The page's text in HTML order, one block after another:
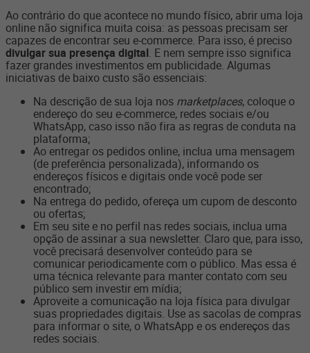
Ao contrário do que acontece no mundo físico, abrir uma loja
online não significa muita coisa: as pessoas precisam ser
capazes de encontrar seu e-commerce. Para isso, é preciso
divulgar sua presença digital. E nem sempre isso significa
fazer grandes investimentos em publicidade. Algumas
iniciativas de baixo custo são essenciais:
Na descrição de sua loja nos marketplaces, coloque o
endereço do seu e-commerce, redes sociais e/ou
WhatsApp, caso isso não fira as regras de conduta na
plataforma;
Ao entregar os pedidos online, inclua uma mensagem
(de preferência personalizada), informando os
endereços físicos e digitais onde você pode ser
encontrado;
Na entrega do pedido, ofereça um cupom de desconto
ou ofertas;
Em seu site e no perfil nas redes sociais, inclua uma
opção de assinar a sua newsletter. Claro que, para isso,
você precisará desenvolver conteúdo para se
comunicar periodicamente com o público. Mas essa é
uma técnica relevante para manter contato com seu
público sem investir em mídia;
Aproveite a comunicação na loja física para divulgar
suas propriedades digitais. Use as sacolas de compras
para informar o site, o WhatsApp e os endereços das
redes sociais.